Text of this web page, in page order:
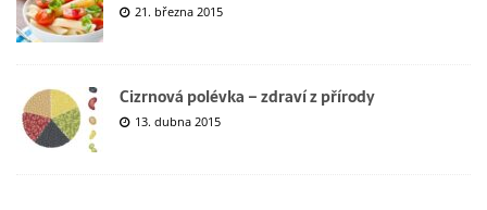
21. března 2015
Cizrnová polévka – zdraví z přírody
13. dubna 2015